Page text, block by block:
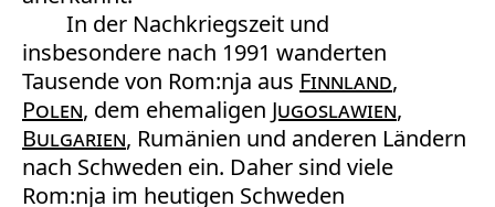
In der Nachkriegszeit und
insbesondere nach 1991 wanderten
Tausende von Rom:nja aus Finnland,
Polen, dem ehemaligen Jugoslawien,
Bulgarien, Rumänien und anderen Ländern
nach Schweden ein. Daher sind viele
Rom:nja im heutigen Schweden